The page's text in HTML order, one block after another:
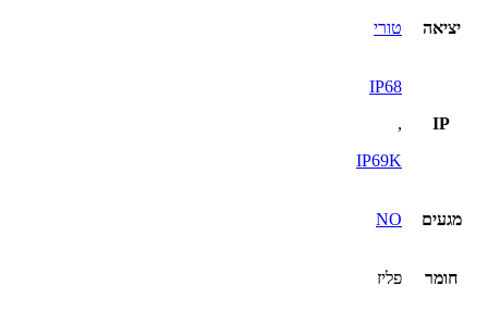
יציאה טורי
IP
IP68
,
IP69K
מגעים NO
חומר פליז